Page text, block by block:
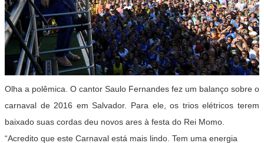
Olha a polêmica. O cantor Saulo Fernandes fez um balanço sobre o
carnaval de 2016 em Salvador. Para ele, os trios elétricos terem
baixado suas cordas deu novos ares à festa do Rei Momo.
“Acredito que este Carnaval está mais lindo. Tem uma energia